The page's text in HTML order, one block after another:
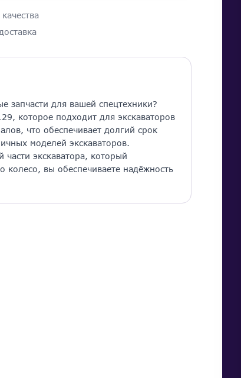
запчасти для вашей спецтехники?
которое подходит для экскаваторов
что обеспечивает долгий срок
моделей экскаваторов.
экскаватора, который
колесо, вы обеспечиваете надёжность